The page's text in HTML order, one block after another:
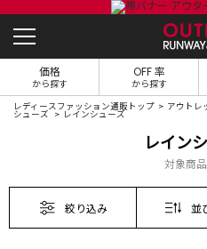
価格
から探す
OFF 率
から探す
レディースファッション通販トップ アウトレ
シューズ レインシューズ
レイン
対象商品
絞り込み 並